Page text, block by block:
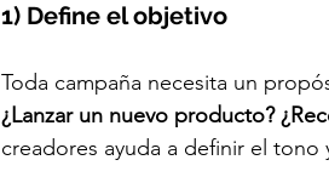
1) Define el objetivo
Toda campaña necesita un
¿Lanzar un nuevo producto?
creadores ayuda a definir el